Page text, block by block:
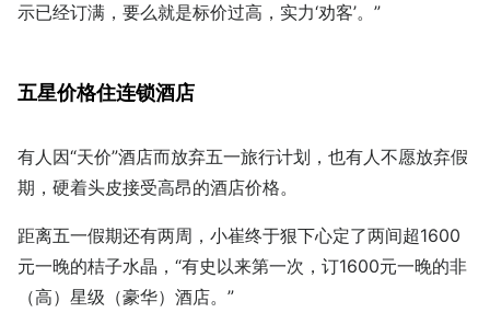
示已经订满，要么就是标价过高，实力‘劝客’。”
五星价格住连锁酒店
有人因“天价”酒店而放弃五一旅行计划，也有人不愿放弃假
期，硬着头皮接受高昂的酒店价格。
距离五一假期还有两周，小崔终于狠下心定了两间超1600
元一晚的桔子水晶，“有史以来第一次，订1600元一晚的非
（高）星级（豪华）酒店。”